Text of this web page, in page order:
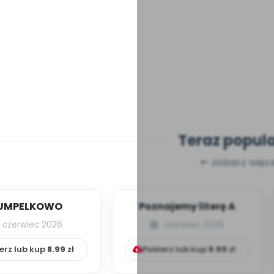
Teraz
zobacz
czerwiec 2026
lub kup 8.99 zł
Poznajemy literę A
Pobierz lub kup8.99zł